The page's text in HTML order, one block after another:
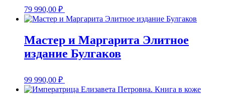
79 990,00 ₽
Мастер и Маргарита Элитное
издание Булгаков
99 990,00 ₽